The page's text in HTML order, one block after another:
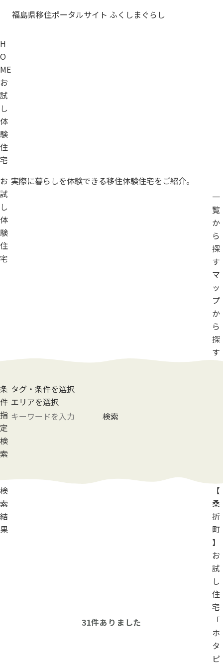
福島県移住ポータルサイト ふくしまぐらし
H
O
ME
お
試
し
体
験
住
宅
お
試
し
体
験
住
宅
実際に暮らしを体験できる移住体験住宅をご紹介。
一
覧
か
ら
探
す
マ
ッ
プ
か
ら
探
す
条
件
指
定
検
索
タグ・条件を選択
エリアを選択
検索
検
索
結
果
31件ありました
【
桑
折
町
】
お
試
し
住
宅
「
ホ
タ
ピ